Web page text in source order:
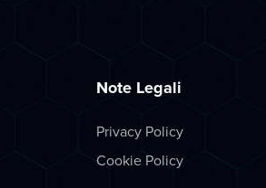
Note Legali
Privacy Policy
Cookie Policy